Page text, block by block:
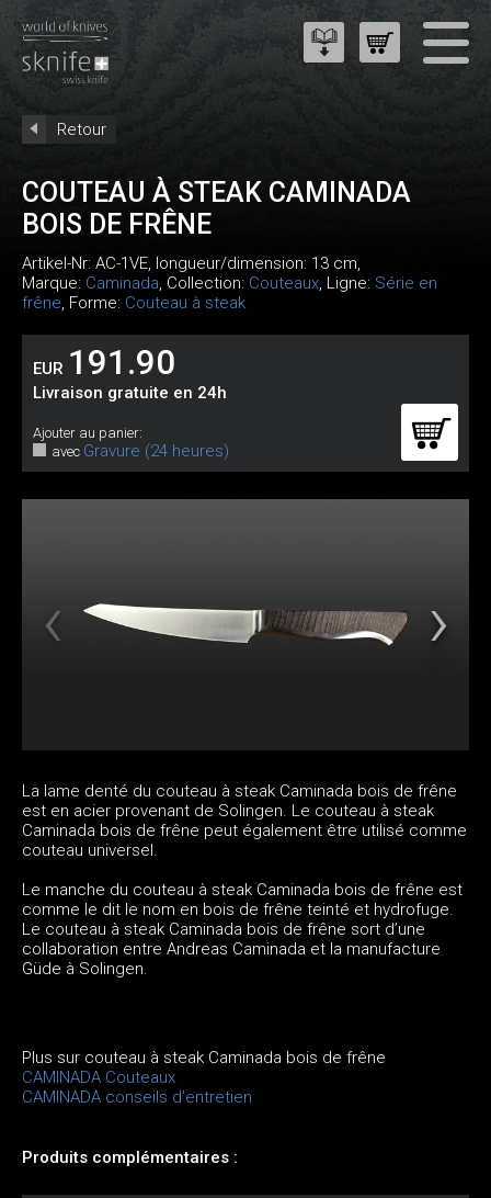
Retour
COUTEAU À STEAK CAMINADA
BOIS DE FRÊNE
Artikel-Nr: AC-1VE, longueur/dimension: 13 cm,
Marque: Caminada, Collection: Couteaux, Ligne: Série en
frêne, Forme: Couteau à steak
EUR 191.90
Livraison gratuite en 24h
Ajouter au panier:
avec Gravure (24 heures)
La lame denté du couteau à steak Caminada bois de frêne
est en acier provenant de Solingen. Le couteau à steak
Caminada bois de frêne peut également être utilisé comme
couteau universel.
Le manche du couteau à steak Caminada bois de frêne est
comme le dit le nom en bois de frêne teinté et hydrofuge.
Le couteau à steak Caminada bois de frêne sort d’une
collaboration entre Andreas Caminada et la manufacture
Güde à Solingen.
Plus sur couteau à steak Caminada bois de frêne
CAMINADA Couteaux
CAMINADA conseils d'entretien
Produits complémentaires :